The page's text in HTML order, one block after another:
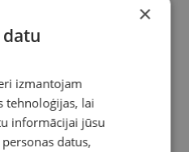
×
izmantojam
tehnoloģijas, lai
informācijai jūsu
datus,